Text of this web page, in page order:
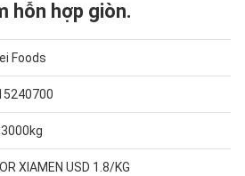
hỗn hợp giòn.
Foods
3000kg
XIAMEN USD 1.8/KG